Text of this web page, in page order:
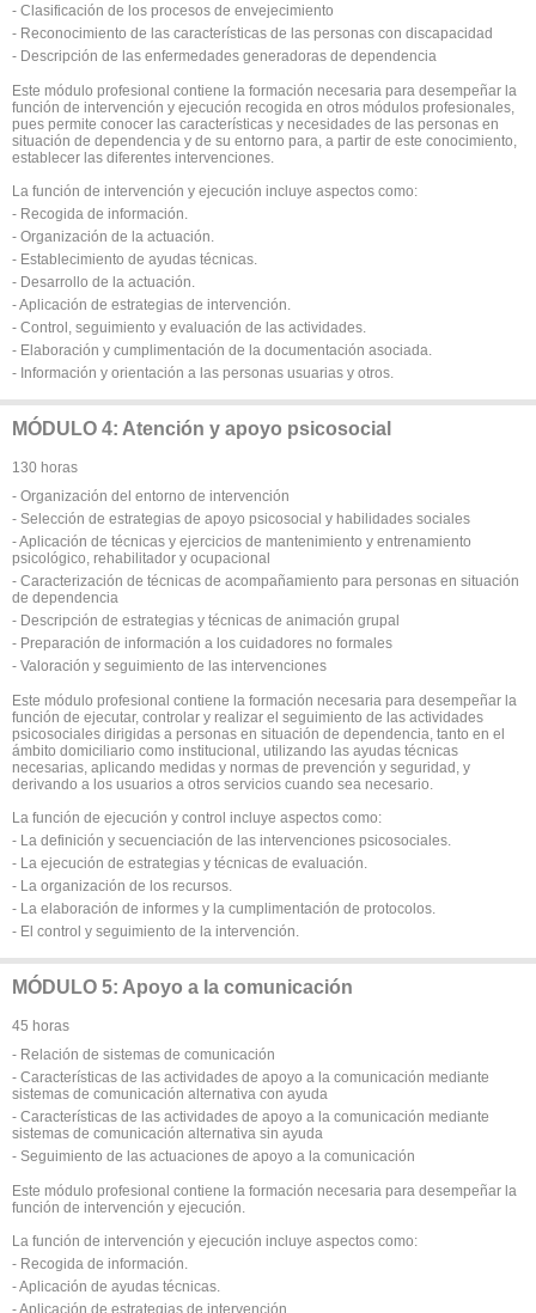
- Clasificación de los procesos de envejecimiento
- Reconocimiento de las características de las personas con discapacidad
- Descripción de las enfermedades generadoras de dependencia
Este módulo profesional contiene la formación necesaria para desempeñar la
función de intervención y ejecución recogida en otros módulos profesionales,
pues permite conocer las características y necesidades de las personas en
situación de dependencia y de su entorno para, a partir de este conocimiento,
establecer las diferentes intervenciones.
La función de intervención y ejecución incluye aspectos como:
- Recogida de información.
- Organización de la actuación.
- Establecimiento de ayudas técnicas.
- Desarrollo de la actuación.
- Aplicación de estrategias de intervención.
- Control, seguimiento y evaluación de las actividades.
- Elaboración y cumplimentación de la documentación asociada.
- Información y orientación a las personas usuarias y otros.
MÓDULO 4: Atención y apoyo psicosocial
130 horas
- Organización del entorno de intervención
- Selección de estrategias de apoyo psicosocial y habilidades sociales
- Aplicación de técnicas y ejercicios de mantenimiento y entrenamiento
psicológico, rehabilitador y ocupacional
- Caracterización de técnicas de acompañamiento para personas en situación
de dependencia
- Descripción de estrategias y técnicas de animación grupal
- Preparación de información a los cuidadores no formales
- Valoración y seguimiento de las intervenciones
Este módulo profesional contiene la formación necesaria para desempeñar la
función de ejecutar, controlar y realizar el seguimiento de las actividades
psicosociales dirigidas a personas en situación de dependencia, tanto en el
ámbito domiciliario como institucional, utilizando las ayudas técnicas
necesarias, aplicando medidas y normas de prevención y seguridad, y
derivando a los usuarios a otros servicios cuando sea necesario.
La función de ejecución y control incluye aspectos como:
- La definición y secuenciación de las intervenciones psicosociales.
- La ejecución de estrategias y técnicas de evaluación.
- La organización de los recursos.
- La elaboración de informes y la cumplimentación de protocolos.
- El control y seguimiento de la intervención.
MÓDULO 5: Apoyo a la comunicación
45 horas
- Relación de sistemas de comunicación
- Características de las actividades de apoyo a la comunicación mediante
sistemas de comunicación alternativa con ayuda
- Características de las actividades de apoyo a la comunicación mediante
sistemas de comunicación alternativa sin ayuda
- Seguimiento de las actuaciones de apoyo a la comunicación
Este módulo profesional contiene la formación necesaria para desempeñar la
función de intervención y ejecución.
La función de intervención y ejecución incluye aspectos como:
- Recogida de información.
- Aplicación de ayudas técnicas.
- Aplicación de estrategias de intervención.